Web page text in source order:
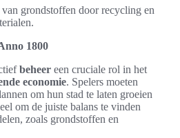
grondstoffen door recycling en
1800
beheer een cruciale rol in het
economie. Spelers moeten
om hun stad te laten groeien
om de juiste balans te vinden
zoals grondstoffen en